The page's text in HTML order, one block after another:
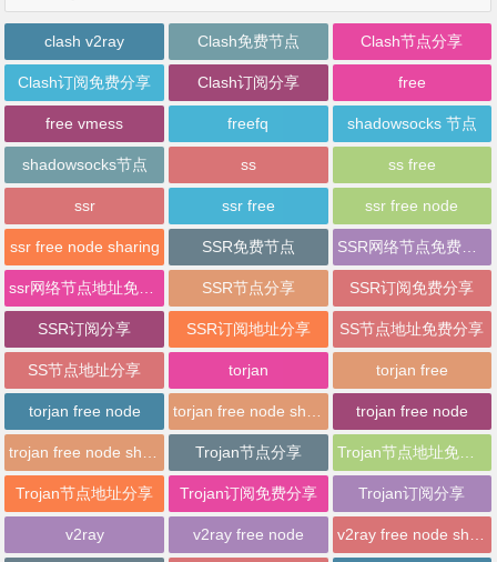
clash v2ray Clash免费节点 Clash节点分享
Clash订阅免费分享 Clash订阅分享 free
free vmess freefq shadowsocks 节点
shadowsocks节点 ss ss free
ssr ssr free ssr free node
ssr free node sharing SSR免费节点 SSR网络节点免费分享
SSR节点分享 SSR订阅免费分享
SSR订阅分享 SSR订阅地址分享 SS节点地址免费分享
SS节点地址分享 torjan torjan free
torjan free node trojan free node
Trojan节点分享
Trojan节点地址分享 Trojan订阅免费分享 Trojan订阅分享
v2ray v2ray free node